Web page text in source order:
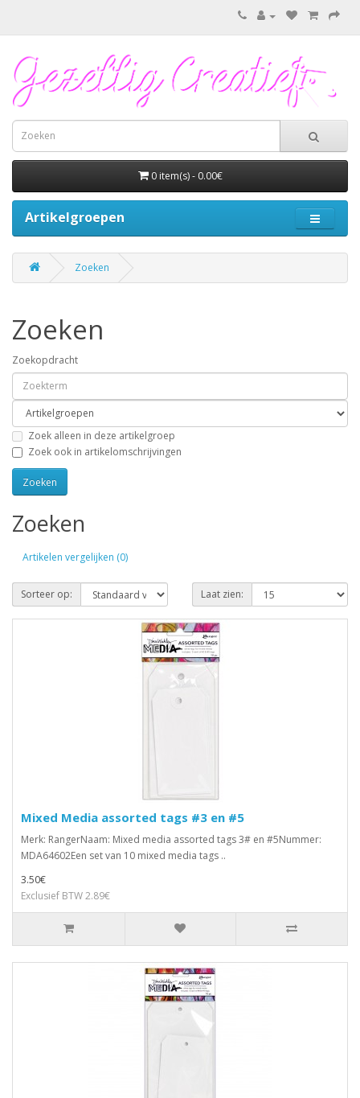
0 item(s) - 0.00€
Artikelgroepen
Zoeken
Zoeken
Zoekopdracht
Zoek alleen in deze artikelgroep
Zoek ook in artikelomschrijvingen
Zoeken
Artikelen vergelijken (0)
Sorteer op: Laat zien:
Mixed Media assorted tags #3 en #5
Merk: RangerNaam: Mixed media assorted tags 3# en #5Nummer:
MDA64602Een set van 10 mixed media tags ..
3.50€
Exclusief BTW 2.89€